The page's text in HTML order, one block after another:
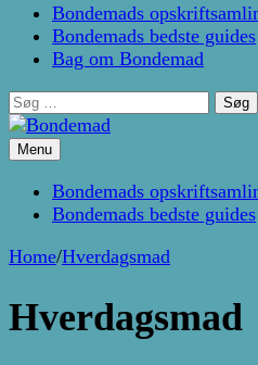
Bondemads
Bondemads bedste guides
Bag om Bondemad
Søg
efter:
Bondemad
Kage- og madblog af Pernille
Menu
Bondemads
Bondemads bedste guides
Home/Hverdagsmad
Hverdagsmad